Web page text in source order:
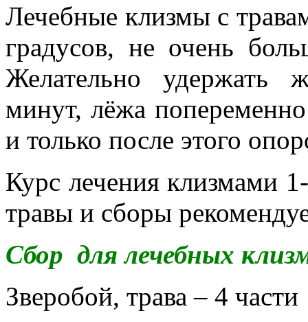
Лечебные клизмы с
градусов, не очень
Желательно удержать
минут, лёжа
и только после этого
Курс лечения клизмами
травы и сборы
Сбор для лечебных
Зверобой, трава – 4 части